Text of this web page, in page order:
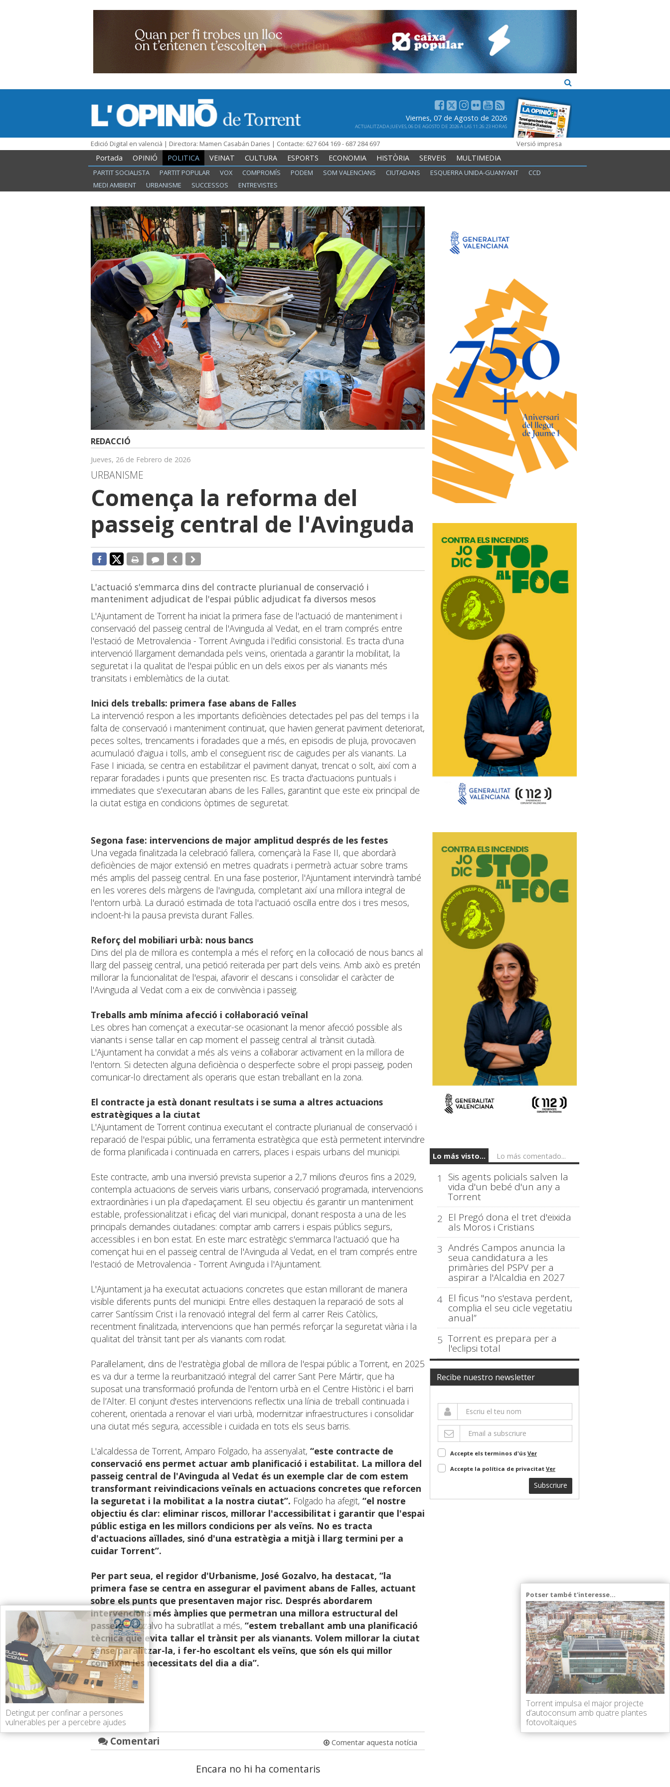
Viernes, 07 de Agosto de 2026
ACTUALITZADA JUEVES, 06 DE AGOSTO DE 2026 A LAS 11:26:23 HORAS
Edició Digital en valencià | Directora: Mamen Casabán Daries | Contacte: 627 604 169 - 687 284 697 Versió impresa
Portada OPINIÓ POLITICA VEINAT CULTURA ESPORTS ECONOMIA HISTÒRIA SERVEIS MULTIMEDIA
PARTIT SOCIALISTA PARTIT POPULAR VOX COMPROMÍS PODEM SOM VALENCIANS CIUTADANS ESQUERRA UNIDA-GUANYANT
CCD
MEDI AMBIENT
URBANISME SUCCESSOS ENTREVISTES
REDACCIÓ
Jueves, 26 de Febrero de 2026
URBANISME
Comença la reforma del
passeig central de l'Avinguda
L'actuació s'emmarca dins del contracte plurianual de conservació i
manteniment adjudicat de l'espai públic adjudicat fa diversos mesos
L'Ajuntament de Torrent ha iniciat la primera fase de l'actuació de manteniment i
conservació del passeig central de l'Avinguda al Vedat, en el tram comprés entre
l'estació de Metrovalencia - Torrent Avinguda i l'edifici consistorial. Es tracta d'una
intervenció llargament demandada pels veïns, orientada a garantir la mobilitat, la
seguretat i la qualitat de l'espai públic en un dels eixos per als vianants més
transitats i emblemàtics de la ciutat.
Inici dels treballs: primera fase abans de Falles
La intervenció respon a les importants deficiències detectades pel pas del temps i la
falta de conservació i manteniment continuat, que havien generat paviment deteriorat,
peces soltes, trencaments i foradades que a més, en episodis de pluja, provocaven
acumulació d'aigua i tolls, amb el consegüent risc de caigudes per als vianants. La
Fase I iniciada, se centra en estabilitzar el paviment danyat, trencat o solt, així com a
reparar foradades i punts que presenten risc. Es tracta d'actuacions puntuals i
immediates que s'executaran abans de les Falles, garantint que este eix principal de
la ciutat estiga en condicions òptimes de seguretat.
Segona fase: intervencions de major amplitud després de les festes
Una vegada finalitzada la celebració fallera, començarà la Fase II, que abordarà
deficiències de major extensió en metres quadrats i permetrà actuar sobre trams
més amplis del passeig central. En una fase posterior, l'Ajuntament intervindrà també
en les voreres dels màrgens de l'avinguda, completant així una millora integral de
l'entorn urbà. La duració estimada de tota l'actuació oscil·la entre dos i tres mesos,
incloent-hi la pausa prevista durant Falles.
Reforç del mobiliari urbà: nous bancs
Dins del pla de millora es contempla a més el reforç en la col·locació de nous bancs al
llarg del passeig central, una petició reiterada per part dels veïns. Amb això es pretén
millorar la funcionalitat de l'espai, afavorir el descans i consolidar el caràcter de
l'Avinguda al Vedat com a eix de convivència i passeig.
Treballs amb mínima afecció i col·laboració veïnal
Les obres han començat a executar-se ocasionant la menor afecció possible als
vianants i sense tallar en cap moment el passeig central al trànsit ciutadà.
L'Ajuntament ha convidat a més als veïns a col·laborar activament en la millora de
l'entorn. Si detecten alguna deficiència o desperfecte sobre el propi passeig, poden
comunicar-lo directament als operaris que estan treballant en la zona.
El contracte ja està donant resultats i se suma a altres actuacions
estratègiques a la ciutat
L'Ajuntament de Torrent continua executant el contracte plurianual de conservació i
reparació de l'espai públic, una ferramenta estratègica que està permetent intervindre
de forma planificada i continuada en carrers, places i espais urbans del municipi.
Este contracte, amb una inversió prevista superior a 2,7 milions d'euros fins a 2029,
contempla actuacions de serveis viaris urbans, conservació programada, intervencions
extraordinàries i un pla d'apedaçament. El seu objectiu és garantir un manteniment
estable, professionalitzat i eficaç del viari municipal, donant resposta a una de les
principals demandes ciutadanes: comptar amb carrers i espais públics segurs,
accessibles i en bon estat. En este marc estratègic s'emmarca l'actuació que ha
començat hui en el passeig central de l'Avinguda al Vedat, en el tram comprés entre
l'estació de Metrovalencia - Torrent Avinguda i l'Ajuntament.
L'Ajuntament ja ha executat actuacions concretes que estan millorant de manera
visible diferents punts del municipi. Entre elles destaquen la reparació de sots al
carrer Santíssim Crist i la renovació integral del ferm al carrer Reis Catòlics,
recentment finalitzada, intervencions que han permés reforçar la seguretat viària i la
qualitat del trànsit tant per als vianants com rodat.
Paral·lelament, dins de l'estratègia global de millora de l'espai públic a Torrent, en 2025
es va dur a terme la reurbanització integral del carrer Sant Pere Mártir, que ha
suposat una transformació profunda de l'entorn urbà en el Centre Històric i el barri
de l’Alter. El conjunt d'estes intervencions reflectix una línia de treball continuada i
coherent, orientada a renovar el viari urbà, modernitzar infraestructures i consolidar
una ciutat més segura, accessible i cuidada en tots els seus barris.
L'alcaldessa de Torrent, Amparo Folgado, ha assenyalat, “este contracte de
conservació ens permet actuar amb planificació i estabilitat. La millora del
passeig central de l'Avinguda al Vedat és un exemple clar de com estem
transformant reivindicacions veïnals en actuacions concretes que reforcen
la seguretat i la mobilitat a la nostra ciutat”. Folgado ha afegit, “el nostre
objectiu és clar: eliminar riscos, millorar l'accessibilitat i garantir que l'espai
públic estiga en les millors condicions per als veïns. No es tracta
d'actuacions aïllades, sinó d'una estratègia a mitjà i llarg termini per a
cuidar Torrent”.
Per part seua, el regidor d'Urbanisme, José Gozalvo, ha destacat, “la
primera fase se centra en assegurar el paviment abans de Falles, actuant
sobre els punts que presentaven major risc. Després abordarem
intervencions més àmplies que permetran una millora estructural del
passeig”.Gozalvo ha subratllat a més, “estem treballant amb una planificació
tècnica que evita tallar el trànsit per als vianants. Volem millorar la ciutat
sense paralitzar-la, i fer-ho escoltant els veïns, que són els qui millor
coneixen les necessitats del dia a dia”.
Comentari Comentar aquesta notícia
Encara no hi ha comentaris
Lo más visto... Lo más comentado...
1 Sis agents policials salven la
vida d'un bebé d'un any a
Torrent
2 El Pregó dona el tret d'eixida
als Moros i Cristians
3 Andrés Campos anuncia la
seua candidatura a les
primàries del PSPV per a
aspirar a l'Alcaldia en 2027
4 El ficus "no s'estava perdent,
complia el seu cicle vegetatiu
anual”
5 Torrent es prepara per a
l'eclipsi total
Recibe nuestro newsletter
Accepte els terminos d'ús Ver
Accepte la política de privacitat Ver
Subscriure
Detingut per confinar a persones
vulnerables per a percebre ajudes
Potser també t'interesse...
Torrent impulsa el major projecte
d’autoconsum amb quatre plantes
fotovoltaiques